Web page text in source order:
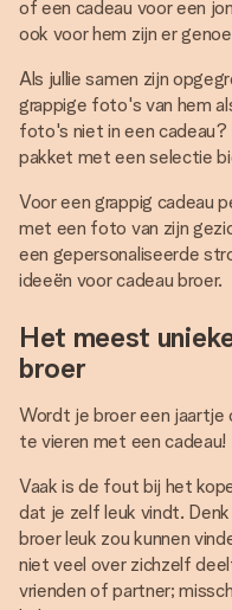
of een cadeau voor een
ook voor hem zijn er
Als jullie samen zijn
grappige foto's van hem
foto's niet in een
pakket met een selectie
Voor een grappig cadeau
met een foto van zijn
een gepersonaliseerde
ideeën voor cadeau broer.
Het meest
broer
Wordt je broer een jaartje
te vieren met een cadeau!
Vaak is de fout bij het
dat je zelf leuk vindt.
broer leuk zou kunnen
niet veel over zichzelf
vrienden of partner;